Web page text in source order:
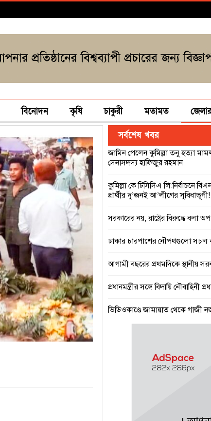
বিনোদন কৃষি চাকুরী মতামত
সর্বশেষ খবর
জামিন পেলেন কুমিল্লা তনু হত্যা
সেনাসদস্য হাফিজুর রহমান
কুমিল্লা কে টিসিসিএ লি:নির্বাচনে
প্রার্থীর দু’জনই আ’লীগের সুবিধাভূগী!
সরকারের নয়, রাষ্ট্রের বিরুদ্ধে বলা
ঢাকার চারপাশের নৌপথগুলো সচল
আগামী বছরের প্রথমদিকে স্থানীয়
প্রধানমন্ত্রীর সঙ্গে বিদায়ি নৌবাহিনী
ভিডিওকাণ্ডে জামায়াত থেকে গাজী
মোদির বাসভবনের সামনে থেকে